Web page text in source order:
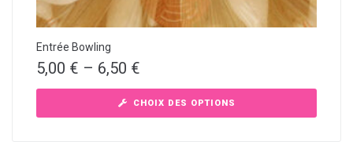
Entrée Bowling
5,00 € – 6,50 €
CHOIX DES OPTIONS